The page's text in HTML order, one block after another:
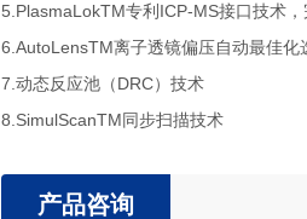
5.PlasmaLokTM专利ICP-MS接口技术
6.AutoLensTM离子透镜偏压自动最佳化
7.动态反应池（DRC）技术
8.SimulScanTM同步扫描技术
产品咨询